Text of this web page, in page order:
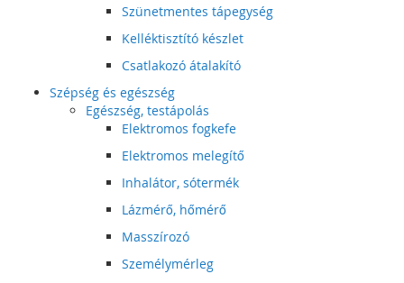
Szünetmentes tápegység
Kelléktisztító készlet
Csatlakozó átalakító
Szépség és egészség
Egészség, testápolás
Elektromos fogkefe
Elektromos melegítő
Inhalátor, sótermék
Lázmérő, hőmérő
Masszírozó
Személymérleg